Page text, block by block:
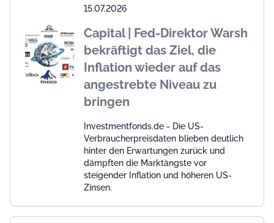
15.07.2026
Capital | Fed-Direktor Warsh
bekräftigt das Ziel, die
Inflation wieder auf das
angestrebte Niveau zu
bringen
Investmentfonds.de - Die US-
Verbraucherpreisdaten blieben deutlich
hinter den Erwartungen zurück und
dämpften die Marktängste vor
steigender Inflation und höheren US-
Zinsen.